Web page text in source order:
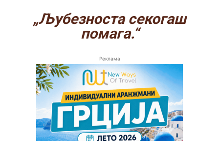
„Љубезноста секогаш
помага.“
Реклама